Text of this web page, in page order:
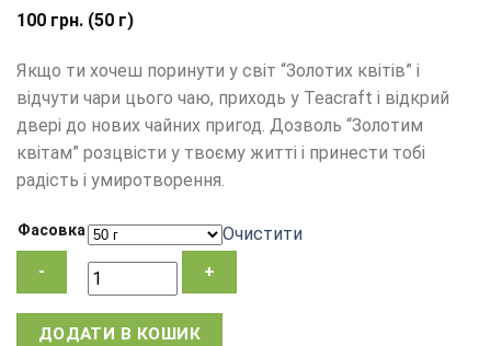
100 грн. (50 г)
Якщо ти хочеш поринути у світ “Золотих квітів” і
відчути чари цього чаю, приходь у Teacraft і відкрий
двері до нових чайних пригод. Дозволь “Золотим
квітам” розцвісти у твоєму житті і принести тобі
радість і умиротворення.
Фасовка Очистити
ЧайДОДАТИ В КОШИК